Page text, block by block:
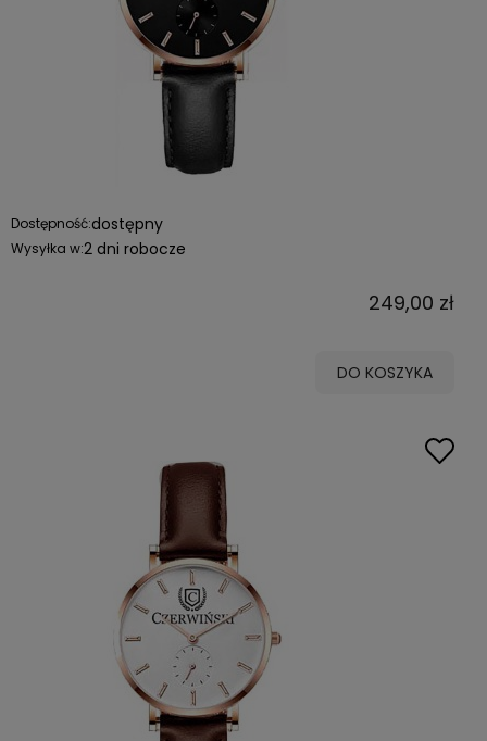
Dostępność:dostępny
Wysyłka w:2 dni robocze
249,00 zł
DO KOSZYKA